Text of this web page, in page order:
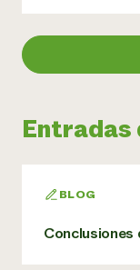
Entradas
BLOG